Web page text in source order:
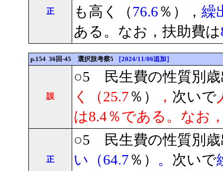
正
も高く（76.6％）， 繰
ある。なお，扶助費は
p.154 36回-45 選択肢考察5 ［2024/11/06追加］
誤
○5 民生費の性質別歳
く（25.7％） ， 次いで
は8.4％である。なお
正
○5 民生費の性質別歳
い（64.7％） 。 次いで